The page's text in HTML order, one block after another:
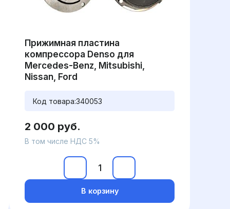
Прижимная пластина
компрессора Denso для
Mercedes-Benz, Mitsubishi,
Nissan, Ford
Код товара:340053
2 000 руб.
В том числе НДС 5%
В корзину